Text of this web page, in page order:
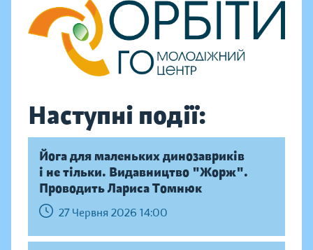
Наступні події:
Йога для маленьких динозавриків
і не тільки. Видавництво "Жорж".
Проводить Лариса Томнюк
27 Червня 2026 14:00